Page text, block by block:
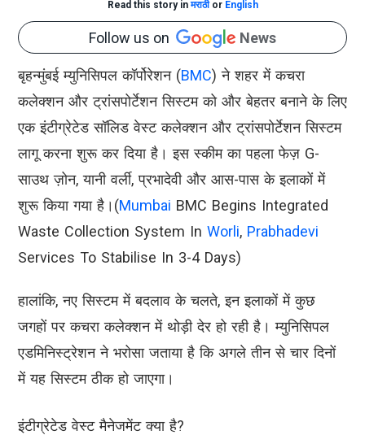
Read this story inमराठीor English
Follow us on News
बृहन्मुंबई म्युनिसिपल कॉर्पोरेशन (BMC) ने शहर में कचरा
कलेक्शन और ट्रांसपोर्टेशन सिस्टम को और बेहतर बनाने के लिए
एक इंटीग्रेटेड सॉलिड वेस्ट कलेक्शन और ट्रांसपोर्टेशन सिस्टम
लागू करना शुरू कर दिया है। इस स्कीम का पहला फेज़ G-
साउथ ज़ोन, यानी वर्ली, प्रभादेवी और आस-पास के इलाकों में
शुरू किया गया है।(Mumbai BMC Begins Integrated
Waste Collection System In Worli, Prabhadevi
Services To Stabilise In 3-4 Days)
हालांकि, नए सिस्टम में बदलाव के चलते, इन इलाकों में कुछ
जगहों पर कचरा कलेक्शन में थोड़ी देर हो रही है। म्युनिसिपल
एडमिनिस्ट्रेशन ने भरोसा जताया है कि अगले तीन से चार दिनों
में यह सिस्टम ठीक हो जाएगा।
इंटीग्रेटेड वेस्ट मैनेजमेंट क्या है?